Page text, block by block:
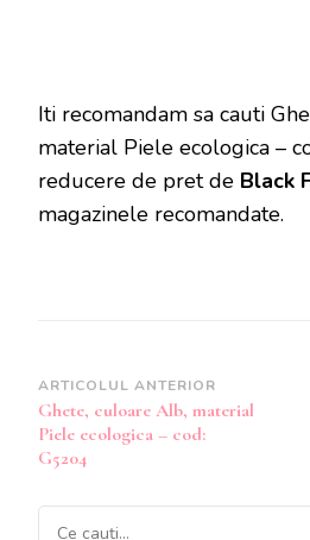
Iti recomandam sa cauti
material Piele ecologica –
reducere de pret de Black
magazinele recomandate.
Navigare
în
articole
ARTICOLUL ANTERIOR
Ghete, culoare Alb, material
Piele ecologica – cod:
G5204
Cauți